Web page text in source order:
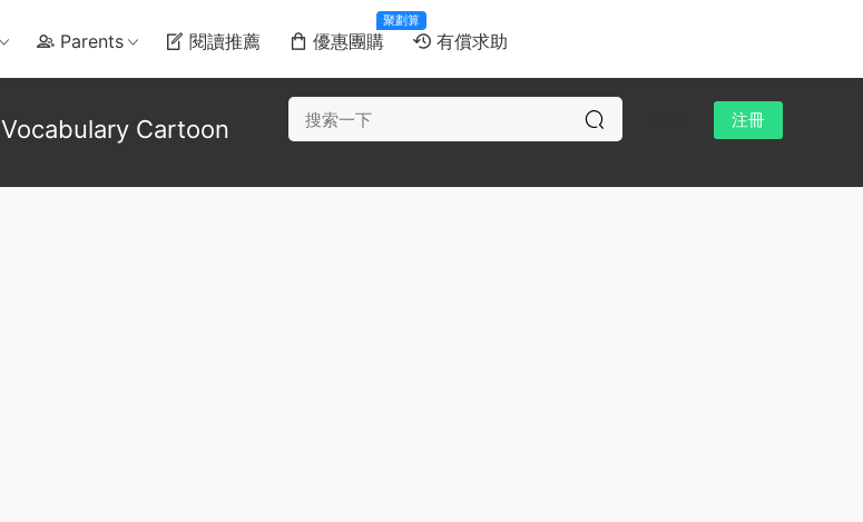
Parents 閱讀推薦 優惠團購
聚劃算
有償求助
注冊
Vocabulary Cartoon